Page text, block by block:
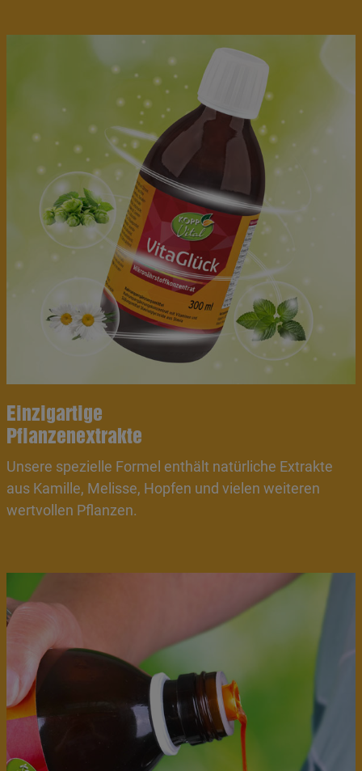
Einzigartige
Pflanzenextrakte
Unsere spezielle Formel enthält natürliche Extrakte
aus Kamille, Melisse, Hopfen und vielen weiteren
wertvollen Pflanzen.